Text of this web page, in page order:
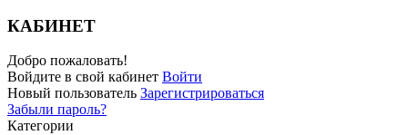
КАБИНЕТ
Добро пожаловать!
Войдите в свой кабинет Войти
Новый пользователь Зарегистрироваться
Забыли пароль?
Категории